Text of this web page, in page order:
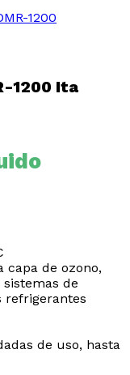
1200 Ita
capa de ozono,
de
refrigerantes
de uso, hasta